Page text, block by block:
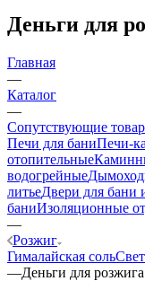
Деньги для
Главная
—
Каталог
—
Сопутствующие
Печи для баниПечи-
отопительные
водогрейные
литьеДвери для бани
баниИзоляционные
—
Розжиг
Гималайская соль
—Деньги для